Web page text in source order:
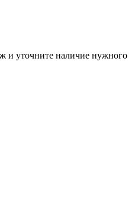
и уточните наличие нужного